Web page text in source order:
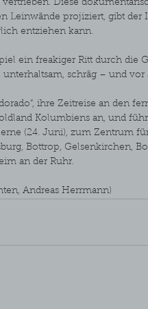
Diese
Leinwände projiziert, gibt
entziehen kann.
ein freakiger Ritt durch
unterhaltsam, schräg – und
ihre Zeitreise an den
Kolumbiens an, und
(24. Juni), zum Zentrum
Bottrop, Gelsenkirchen,
an der Ruhr.
Andreas Herrmann)